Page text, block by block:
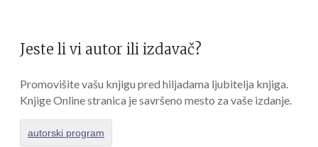
Jeste li vi autor ili izdavač?
Promovišite vašu knjigu pred hiljadama ljubitelja knjiga.
Knjige Online stranica je savršeno mesto za vaše izdanje.
autorski program